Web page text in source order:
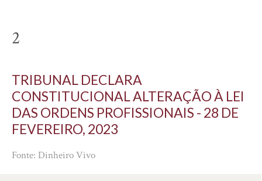
2
TRIBUNAL DECLARA
CONSTITUCIONAL ALTERAÇÃO À LEI
DAS ORDENS PROFISSIONAIS - 28 DE
FEVEREIRO, 2023
Fonte: Dinheiro Vivo